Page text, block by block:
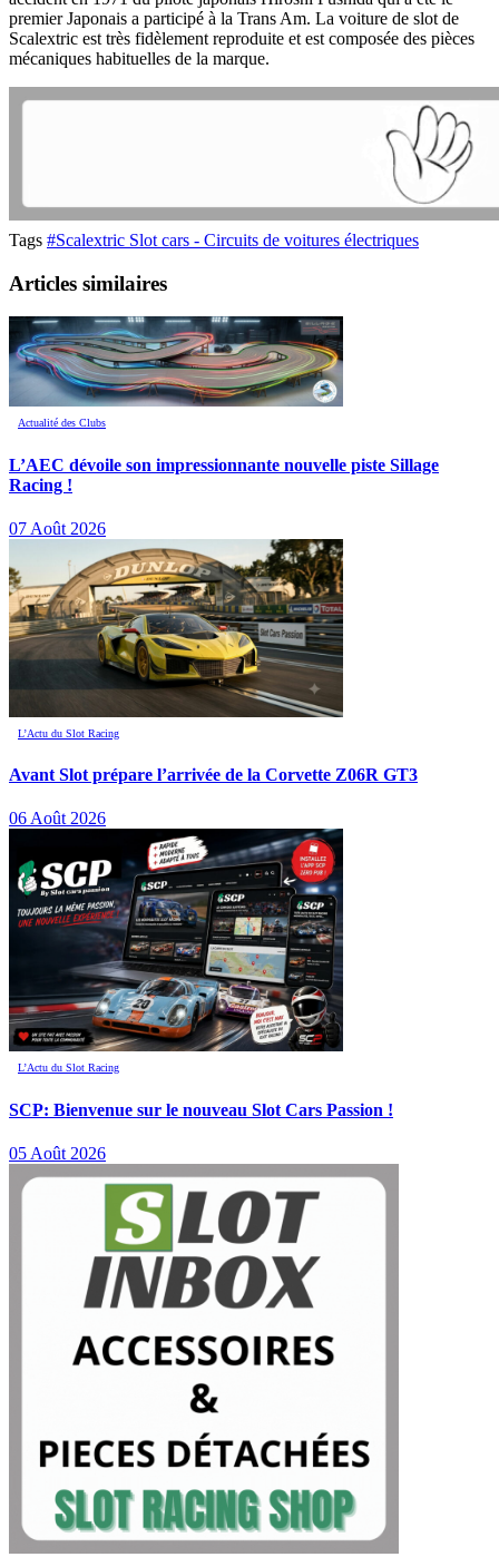
premier Japonais a participé à la Trans Am. La voiture de slot de
Scalextric est très fidèlement reproduite et est composée des pièces
mécaniques habituelles de la marque.
Tags #Scalextric Slot cars - Circuits de voitures électriques
Articles similaires
Actualité des Clubs
L’AEC dévoile son impressionnante nouvelle piste Sillage
Racing !
07 Août 2026
L’Actu du Slot Racing
Avant Slot prépare l’arrivée de la Corvette Z06R GT3
06 Août 2026
L’Actu du Slot Racing
SCP: Bienvenue sur le nouveau Slot Cars Passion !
05 Août 2026